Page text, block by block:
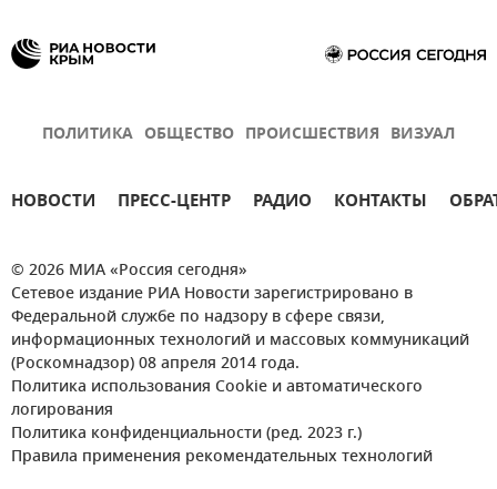
ПОЛИТИКА ОБЩЕСТВО ПРОИСШЕСТВИЯ ВИЗУАЛ
НОВОСТИ ПРЕСС-ЦЕНТР РАДИО КОНТАКТЫ
© 2026 МИА «Россия сегодня»
Сетевое издание РИА Новости зарегистрировано в
Федеральной службе по надзору в сфере связи,
информационных технологий и массовых коммуникаций
(Роскомнадзор) 08 апреля 2014 года.
Политика использования Cookie и автоматического
логирования
Политика конфиденциальности (ред. 2023 г.)
Правила применения рекомендательных технологий